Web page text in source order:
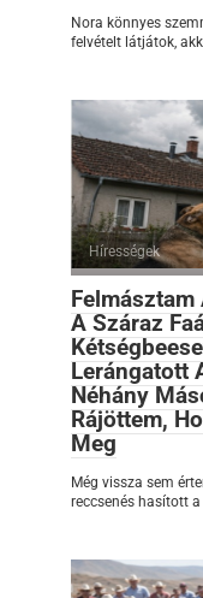
Nora könnyes
felvételt látjátok,
Hírességek
Felmásztam
A Száraz
Lerángatott
Néhány
Rájöttem,
Meg
Még vissza sem
reccsenés hasított a